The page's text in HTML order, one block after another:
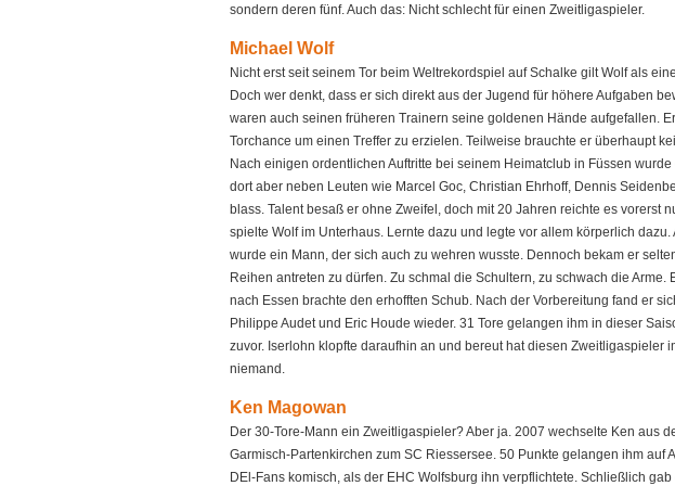
sondern deren fünf. Auch das: Nicht schlecht für einen Zweitligaspieler.
Michael Wolf
Nicht erst seit seinem Tor beim Weltrekordspiel auf Schalke gilt Wolf als
Doch wer denkt, dass er sich direkt aus der Jugend für höhere Aufgaben
waren auch seinen früheren Trainern seine goldenen Hände aufgefallen.
Torchance um einen Treffer zu erzielen. Teilweise brauchte er überhaupt
Nach einigen ordentlichen Auftritte bei seinem Heimatclub in Füssen
dort aber neben Leuten wie Marcel Goc, Christian Ehrhoff, Dennis
blass. Talent besaß er ohne Zweifel, doch mit 20 Jahren reichte es vorerst
spielte Wolf im Unterhaus. Lernte dazu und legte vor allem körperlich
wurde ein Mann, der sich auch zu wehren wusste. Dennoch bekam er
Reihen antreten zu dürfen. Zu schmal die Schultern, zu schwach die Arme.
nach Essen brachte den erhofften Schub. Nach der Vorbereitung fand er
Philippe Audet und Eric Houde wieder. 31 Tore gelangen ihm in dieser
zuvor. Iserlohn klopfte daraufhin an und bereut hat diesen Zweitligaspieler
niemand.
Ken Magowan
Der 30-Tore-Mann ein Zweitligaspieler? Aber ja. 2007 wechselte Ken aus
Garmisch-Partenkirchen zum SC Riessersee. 50 Punkte gelangen ihm auf
DEl-Fans komisch, als der EHC Wolfsburg ihn verpflichtete. Schließlich